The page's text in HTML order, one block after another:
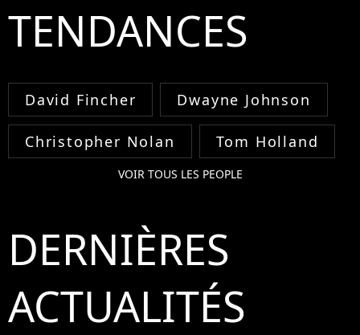
TENDANCES
David Fincher Dwayne Johnson
Christopher Nolan Tom Holland
VOIR TOUS LES PEOPLE
DERNIÈRES
ACTUALITÉS